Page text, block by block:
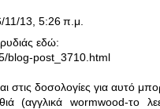
11/13, 5:26 π.μ.
εδώ:
blog-post_3710.html
δοσολογίες για αυτό
(αγγλικά wormwood-το